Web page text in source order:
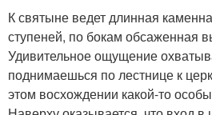
К святыне ведет длинная
ступеней, по бокам обсаженная
Удивительное ощущение
поднимаешься по лестнице к
этом восхождении какой-то